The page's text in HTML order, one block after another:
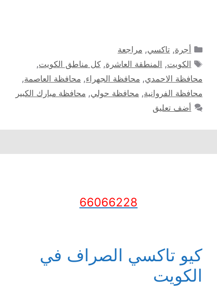
التصنيفات
أجرة,تاكسي, مراجعة
الوسوم
الكويت, المنطقة العاشرة,كل مناطق الكويت,
محافظة الاحمدي, محافظة الجهراء, محافظة العاصمة,
محافظة الفروانية, محافظة حولي, محافظة مبارك الكبير
أضف تعليق
66066228
كيو تاكسي الصراف في
الكويت